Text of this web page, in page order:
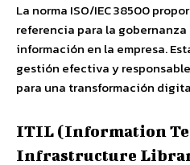
La norma ISO/IEC 38500
referencia para la
información en la empresa.
gestión efectiva y
para una transformación
ITIL (Information
Infrastructure